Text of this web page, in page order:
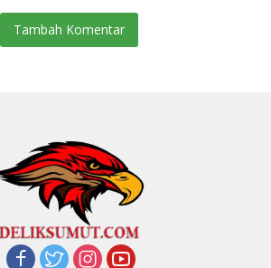
Tambah Komentar